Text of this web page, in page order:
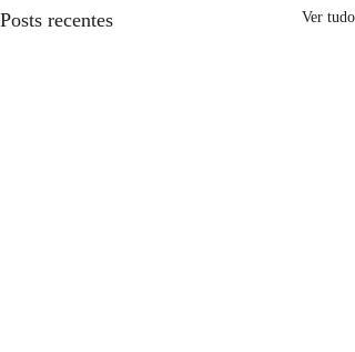
Posts recentes Ver tudo